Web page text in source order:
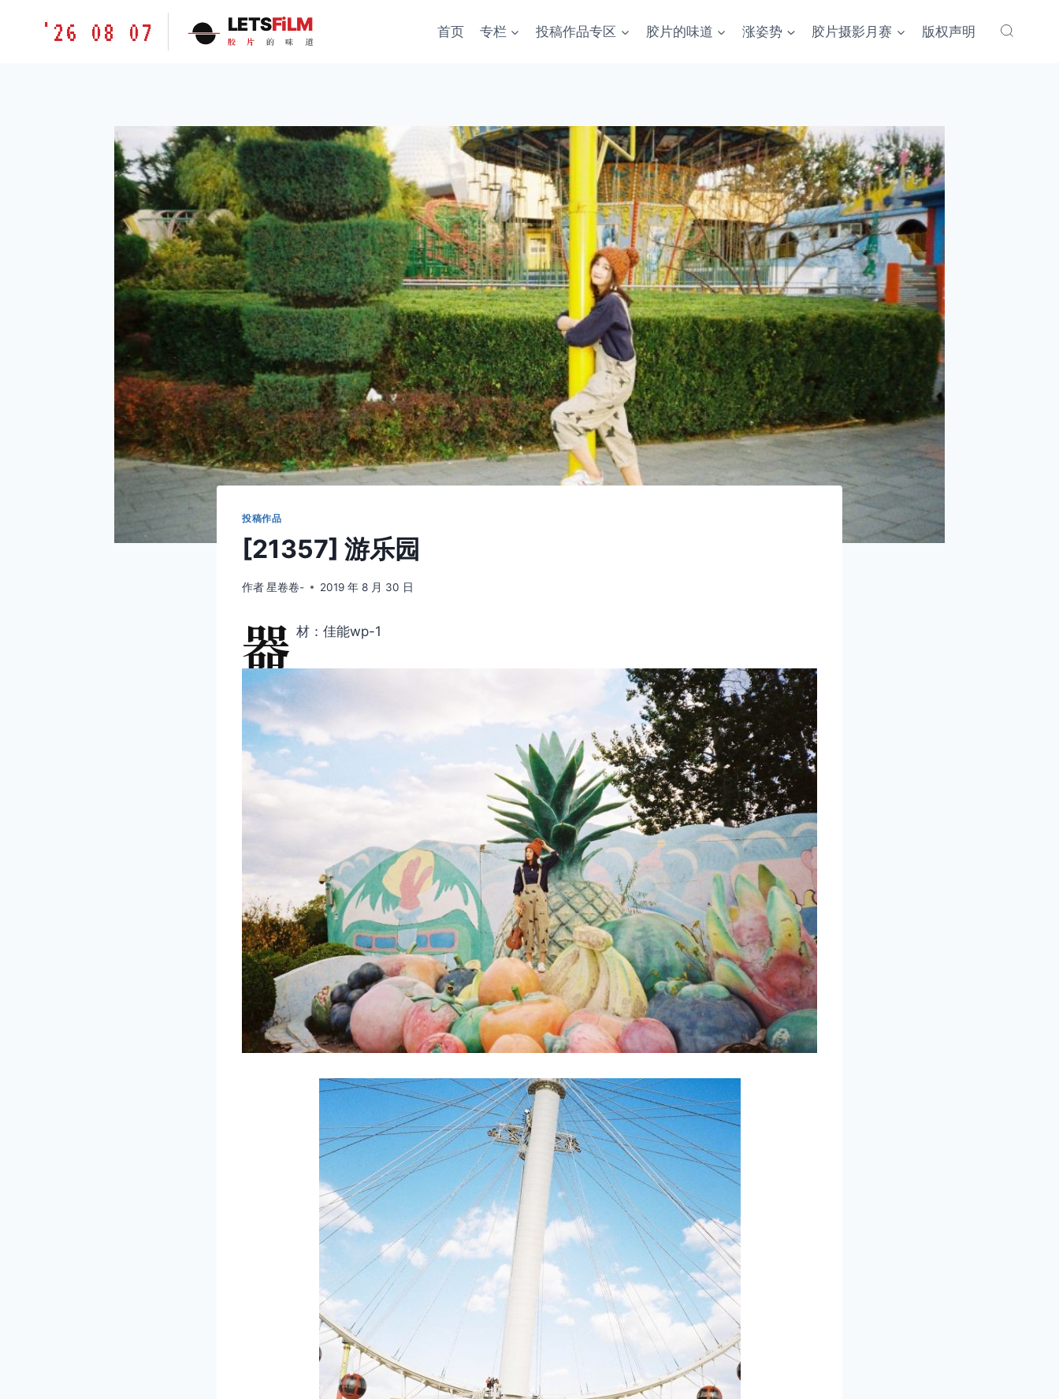
胶'26 08 07 LETSFiLM
胶 片 的 味 道
首页 专栏 投稿作品专区 胶片的味道 涨姿势 胶片摄影月赛 版权声明
投稿作品
[21357] 游乐园
作者星卷卷- 2019 年 8 月 30 日
器 材：佳能wp-1